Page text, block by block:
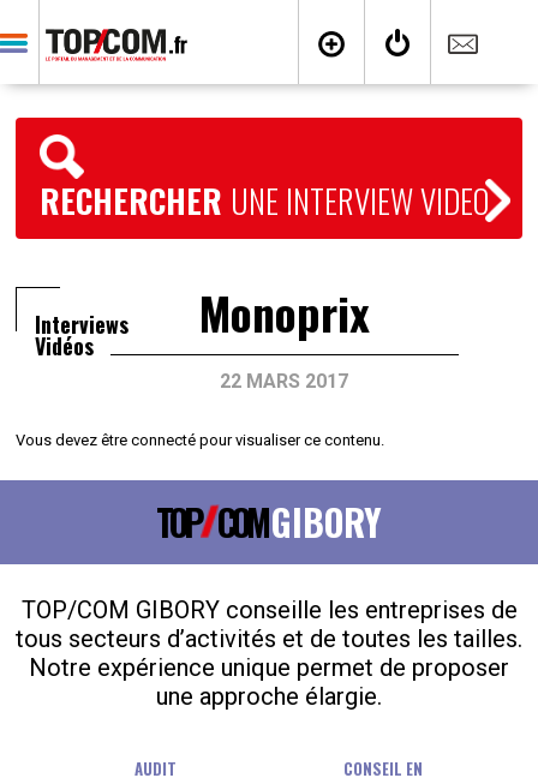
RECHERCHER UNE INTERVIEW VIDEO
Interviews
Vidéos Monoprix
22 MARS 2017
Vous devez être connecté pour visualiser ce contenu.
TOP COMGIBORY
TOP/COM GIBORY conseille les entreprises de
tous secteurs d’activités et de toutes les tailles.
Notre expérience unique permet de proposer
une approche élargie.
AUDIT
CONSEIL EN